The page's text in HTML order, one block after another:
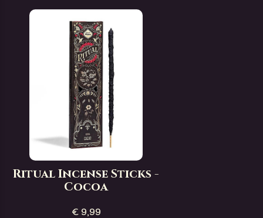
Ritual Incense Sticks -
Cocoa
€ 9,99